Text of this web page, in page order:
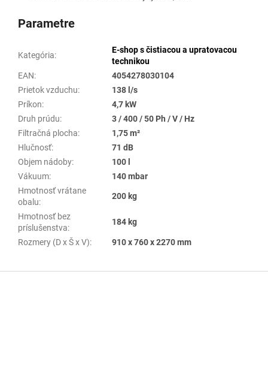
Parametre
Kategória:
E-shop s čistiacou a upratovacou
technikou
EAN:
4054278030104
Prietok vzduchu:
138 l/s
Príkon:
4,7 kW
Druh prúdu:
3 / 400 / 50 Ph / V / Hz
Filtračná plocha:
1,75 m²
Hlučnosť:
71 dB
Objem nádoby:
100 l
Vákuum:
140 mbar
Hmotnosť vrátane
obalu:
200 kg
Hmotnosť bez
príslušenstva:
184 kg
Rozmery (D x Š x V): 910 x 760 x 2270 mm